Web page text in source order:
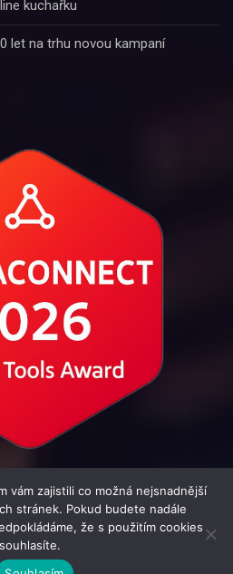
kuchařku
let na trhu novou kampaní
| člen skupiny MediaConnect.cz |
vám zajistili co možná nejsnadnější
stránek. Pokud budete nadále
že s použitím cookies
souhlasíte.